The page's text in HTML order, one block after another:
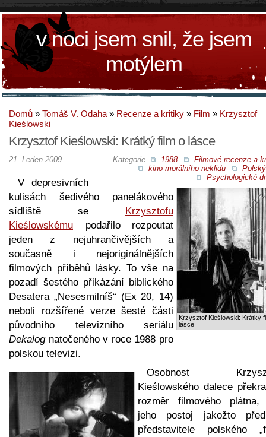
v noci jsem snil, že jsem
motýlem
Domů » Tomáš V. Odaha » Recenze a kritiky » Film » Krzysztof
Kieślowski
Krzysztof Kieślowski: Krátký film o lásce
Kategorie 1988
Filmové recenze a
kino morálního neklidu
Psychologické
21. Leden 2009
Krzysztof Kieślowski: Krátký
lásce
V depresivních
kulisách šedivého panelákového
sídliště se
Krzysztofu
Kieślowskému podařilo rozpoutat
jeden z nejuhrančivějších a
současně i nejoriginálnějších
filmových příběhů lásky. To vše na
pozadí šestého přikázání biblického
Desatera „Nesesmilníš“ (Ex 20, 14)
neboli rozšířené verze šesté části
původního televizního seriálu
Dekalognatočeného v roce 1988 pro
polskou televizi.
Osobnost
Kieślowského dalece
rozměr filmového plátna,
jeho postoj jakožto
představitele polského